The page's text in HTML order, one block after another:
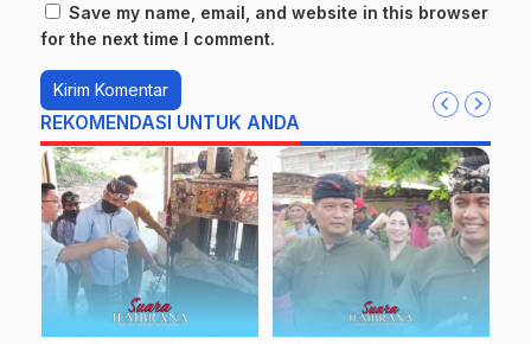
Save my name, email, and website in this browser
for the next time I comment.
REKOMENDASI UNTUK ANDA